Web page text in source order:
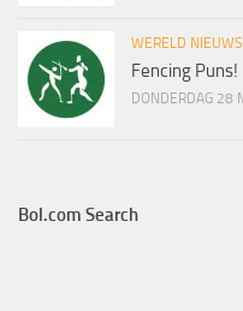
WERELD NIEUWS
Fencing Puns!
DONDERDAG 28
Bol.com Search